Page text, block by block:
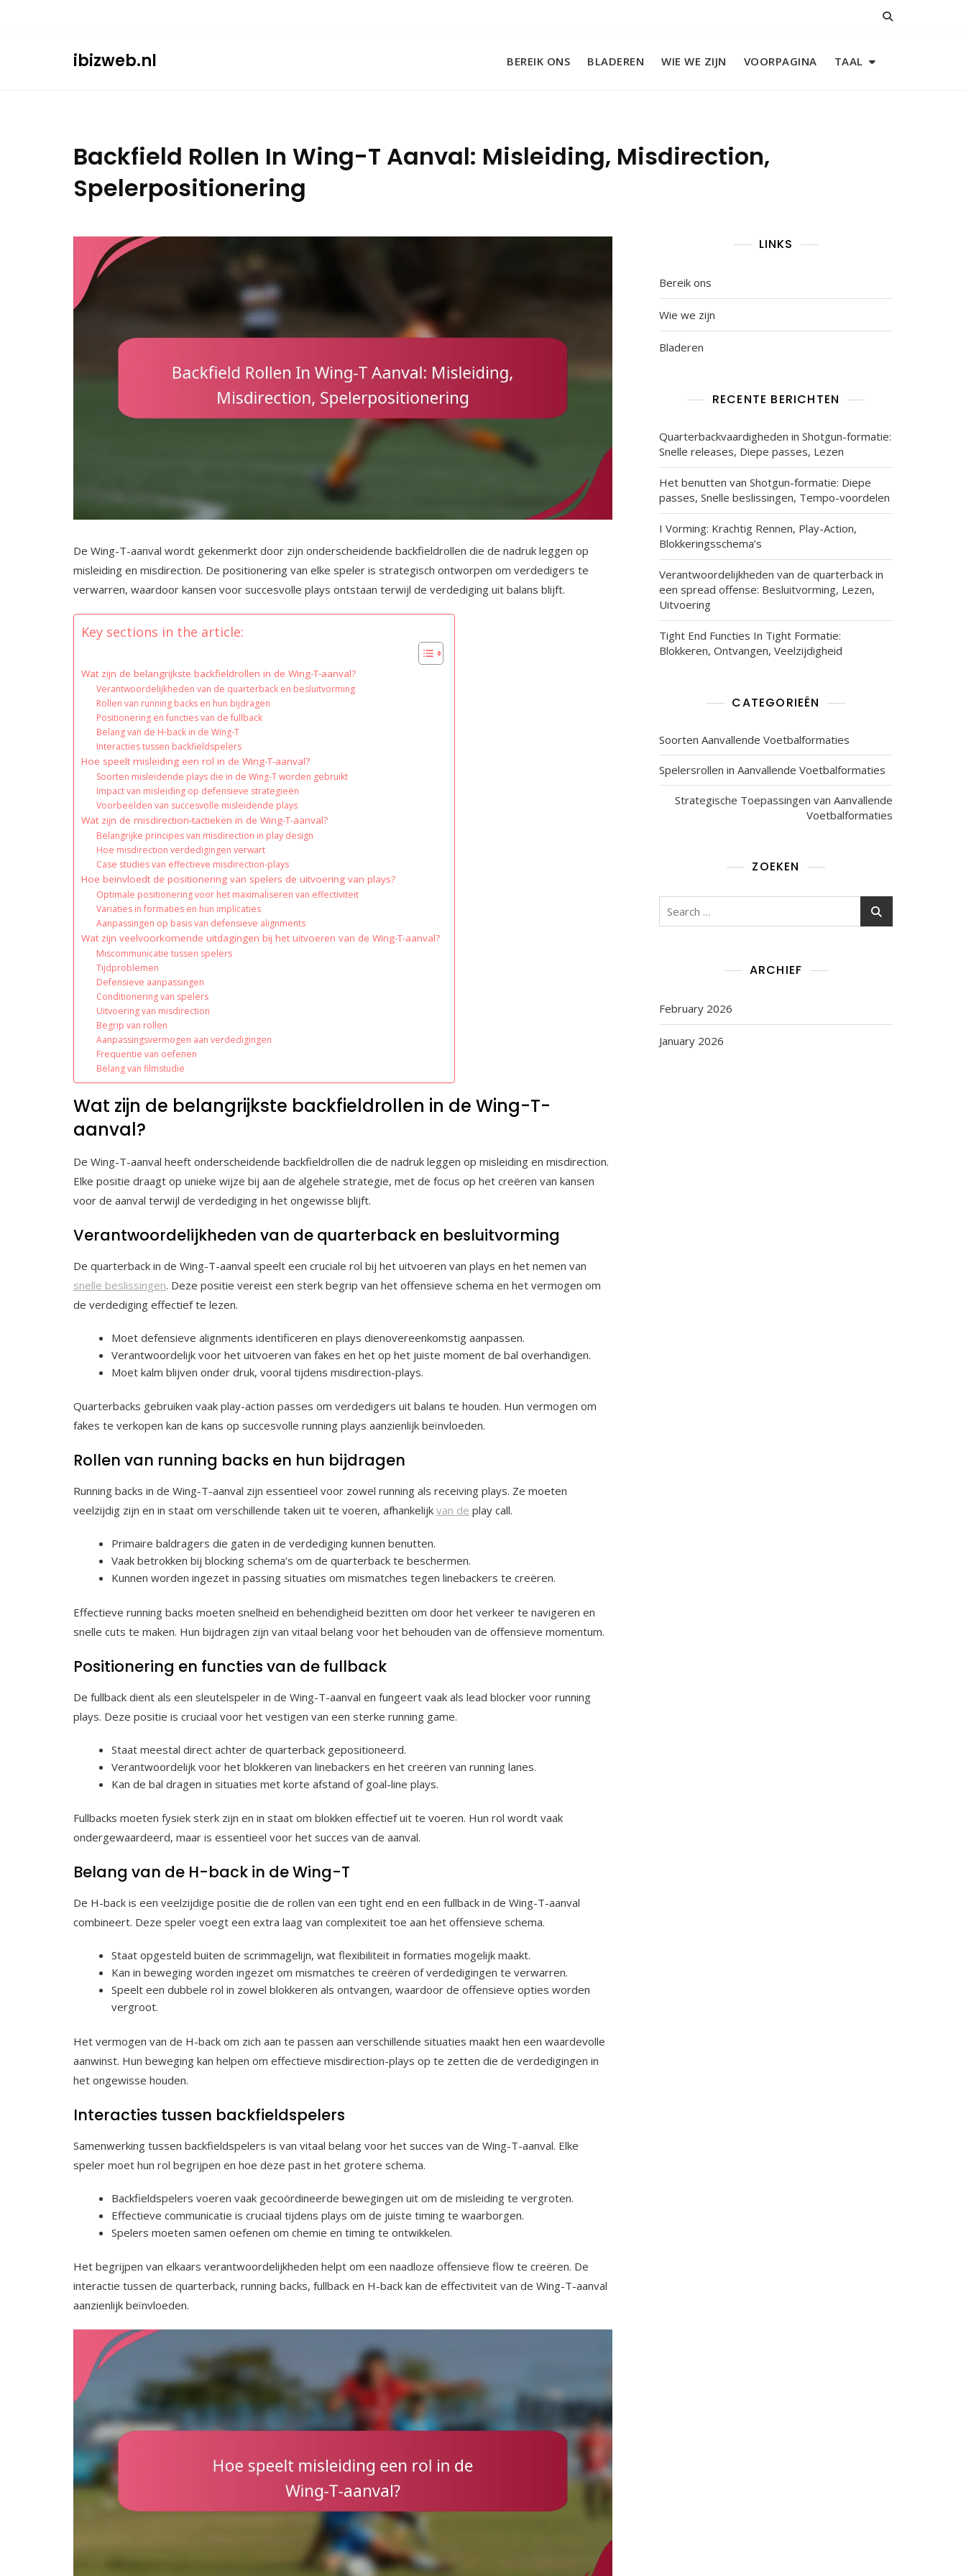
ibizweb.nl BEREIK ONS BLADEREN WIE WE ZIJN VOORPAGINA TAAL
Backfield Rollen In Wing-T Aanval: Misleiding, Misdirection,
Spelerpositionering
De Wing-T-aanval wordt gekenmerkt door zijn onderscheidende backfieldrollen die de nadruk leggen op
misleiding en misdirection. De positionering van elke speler is strategisch ontworpen om verdedigers te
verwarren, waardoor kansen voor succesvolle plays ontstaan terwijl de verdediging uit balans blijft.
Key sections in the article:
Wat zijn de belangrijkste backfieldrollen in de Wing-T-aanval?
Verantwoordelijkheden van de quarterback en besluitvorming
Rollen van running backs en hun bijdragen
Positionering en functies van de fullback
Belang van de H-back in de Wing-T
Interacties tussen backfieldspelers
Hoe speelt misleiding een rol in de Wing-T-aanval?
Soorten misleidende plays die in de Wing-T worden gebruikt
Impact van misleiding op defensieve strategieën
Voorbeelden van succesvolle misleidende plays
Wat zijn de misdirection-tactieken in de Wing-T-aanval?
Belangrijke principes van misdirection in play design
Hoe misdirection verdedigingen verwart
Case studies van effectieve misdirection-plays
Hoe beïnvloedt de positionering van spelers de uitvoering van plays?
Optimale positionering voor het maximaliseren van effectiviteit
Variaties in formaties en hun implicaties
Aanpassingen op basis van defensieve alignments
Wat zijn veelvoorkomende uitdagingen bij het uitvoeren van de Wing-T-aanval?
Miscommunicatie tussen spelers
Tijdproblemen
Defensieve aanpassingen
Conditionering van spelers
Uitvoering van misdirection
Begrip van rollen
Aanpassingsvermogen aan verdedigingen
Frequentie van oefenen
Belang van filmstudie
Wat zijn de belangrijkste backfieldrollen in de Wing-T-
aanval?
De Wing-T-aanval heeft onderscheidende backfieldrollen die de nadruk leggen op misleiding en misdirection.
Elke positie draagt op unieke wijze bij aan de algehele strategie, met de focus op het creëren van kansen
voor de aanval terwijl de verdediging in het ongewisse blijft.
Verantwoordelijkheden van de quarterback en besluitvorming
De quarterback in de Wing-T-aanval speelt een cruciale rol bij het uitvoeren van plays en het nemen van
snelle beslissingen. Deze positie vereist een sterk begrip van het offensieve schema en het vermogen om
de verdediging effectief te lezen.
Moet defensieve alignments identificeren en plays dienovereenkomstig aanpassen.
Verantwoordelijk voor het uitvoeren van fakes en het op het juiste moment de bal overhandigen.
Moet kalm blijven onder druk, vooral tijdens misdirection-plays.
Quarterbacks gebruiken vaak play-action passes om verdedigers uit balans te houden. Hun vermogen om
fakes te verkopen kan de kans op succesvolle running plays aanzienlijk beïnvloeden.
Rollen van running backs en hun bijdragen
Running backs in de Wing-T-aanval zijn essentieel voor zowel running als receiving plays. Ze moeten
veelzijdig zijn en in staat om verschillende taken uit te voeren, afhankelijk van de play call.
Primaire baldragers die gaten in de verdediging kunnen benutten.
Vaak betrokken bij blocking schema’s om de quarterback te beschermen.
Kunnen worden ingezet in passing situaties om mismatches tegen linebackers te creëren.
Effectieve running backs moeten snelheid en behendigheid bezitten om door het verkeer te navigeren en
snelle cuts te maken. Hun bijdragen zijn van vitaal belang voor het behouden van de offensieve momentum.
Positionering en functies van de fullback
De fullback dient als een sleutelspeler in de Wing-T-aanval en fungeert vaak als lead blocker voor running
plays. Deze positie is cruciaal voor het vestigen van een sterke running game.
Staat meestal direct achter de quarterback gepositioneerd.
Verantwoordelijk voor het blokkeren van linebackers en het creëren van running lanes.
Kan de bal dragen in situaties met korte afstand of goal-line plays.
Fullbacks moeten fysiek sterk zijn en in staat om blokken effectief uit te voeren. Hun rol wordt vaak
ondergewaardeerd, maar is essentieel voor het succes van de aanval.
Belang van de H-back in de Wing-T
De H-back is een veelzijdige positie die de rollen van een tight end en een fullback in de Wing-T-aanval
combineert. Deze speler voegt een extra laag van complexiteit toe aan het offensieve schema.
Staat opgesteld buiten de scrimmagelijn, wat flexibiliteit in formaties mogelijk maakt.
Kan in beweging worden ingezet om mismatches te creëren of verdedigingen te verwarren.
Speelt een dubbele rol in zowel blokkeren als ontvangen, waardoor de offensieve opties worden
vergroot.
Het vermogen van de H-back om zich aan te passen aan verschillende situaties maakt hen een waardevolle
aanwinst. Hun beweging kan helpen om effectieve misdirection-plays op te zetten die de verdedigingen in
het ongewisse houden.
Interacties tussen backfieldspelers
Samenwerking tussen backfieldspelers is van vitaal belang voor het succes van de Wing-T-aanval. Elke
speler moet hun rol begrijpen en hoe deze past in het grotere schema.
Backfieldspelers voeren vaak gecoördineerde bewegingen uit om de misleiding te vergroten.
Effectieve communicatie is cruciaal tijdens plays om de juiste timing te waarborgen.
Spelers moeten samen oefenen om chemie en timing te ontwikkelen.
Het begrijpen van elkaars verantwoordelijkheden helpt om een naadloze offensieve flow te creëren. De
interactie tussen de quarterback, running backs, fullback en H-back kan de effectiviteit van de Wing-T-aanval
aanzienlijk beïnvloeden.
LINKS
Bereik ons
Wie we zijn
Bladeren
RECENTE BERICHTEN
Quarterbackvaardigheden in Shotgun-formatie:
Snelle releases, Diepe passes, Lezen
Het benutten van Shotgun-formatie: Diepe
passes, Snelle beslissingen, Tempo-voordelen
I Vorming: Krachtig Rennen, Play-Action,
Blokkeringsschema’s
Verantwoordelijkheden van de quarterback in
een spread offense: Besluitvorming, Lezen,
Uitvoering
Tight End Functies In Tight Formatie:
Blokkeren, Ontvangen, Veelzijdigheid
CATEGORIEËN
Soorten Aanvallende Voetbalformaties
Spelersrollen in Aanvallende Voetbalformaties
Strategische Toepassingen van Aanvallende
Voetbalformaties
ZOEKEN
Search
ARCHIEF
February 2026
January 2026